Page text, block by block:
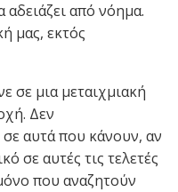
αδειάζει από νόημα.
μας, εκτός
σε μια μεταιχμιακή
Δεν
αυτά που κάνουν, αν
σε αυτές τις τελετές
που αναζητούν